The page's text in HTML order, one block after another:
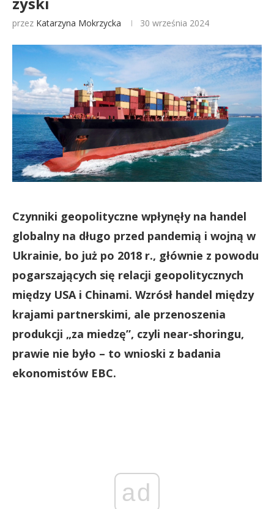
przez Katarzyna Mokrzycka 30 września 2024
Czynniki geopolityczne wpłynęły na handel
globalny na długo przed pandemią i wojną w
Ukrainie, bo już po 2018 r., głównie z powodu
pogarszających się relacji geopolitycznych
między USA i Chinami. Wzrósł handel między
krajami partnerskimi, ale przenoszenia
produkcji „za miedzę”, czyli near-shoringu,
prawie nie było – to wnioski z badania
ekonomistów EBC.
ad